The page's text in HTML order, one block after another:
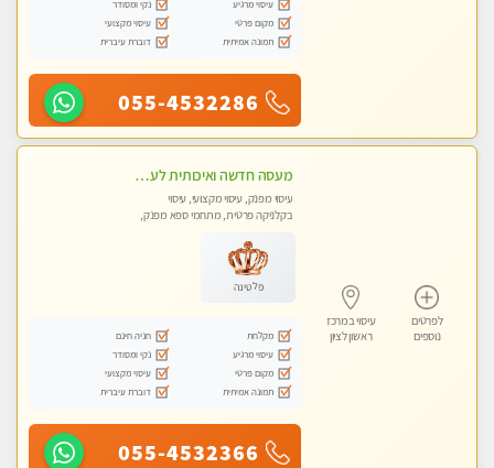
עיסוי מרגיע
נקי ומסודר
מקום פרטי
עיסוי מקצועי
תמונה אמיתית
דוברת עיברית
055-4532286
לפרטים
נוספים
עיסוי במרכז
ראשון לציון
מעסה חדשה ואיכותית לעיסוי מרגיע ומפנק VIP-מומלץ לחלוטין! פרטי! ​​​​​​ Highly recommended
עיסוי מפנק, עיסוי מקצועי, עיסוי
בקלניקה פרטית, מתחמי ספא מפנק,
פלטינה
מקלחת
חניה חינם
עיסוי מרגיע
נקי ומסודר
מקום פרטי
עיסוי מקצועי
תמונה אמיתית
דוברת עיברית
055-4532366